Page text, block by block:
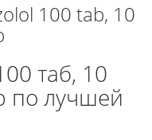
100 tab, 10
таб, 10
по лучшей